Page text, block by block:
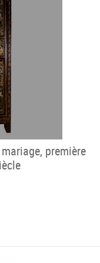
première